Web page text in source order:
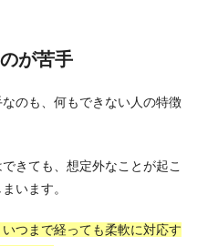
が苦手
のも、何もできない人の特徴
きても、想定外なことが起こ
います。
つまで経っても柔軟に対応す